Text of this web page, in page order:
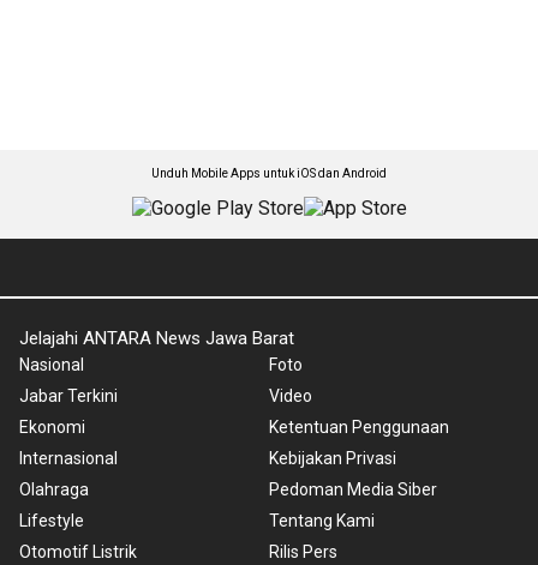
Unduh Mobile Apps untuk iOS dan Android
Jelajahi ANTARA News Jawa Barat
Nasional
Jabar Terkini
Ekonomi
Internasional
Olahraga
Lifestyle
Otomotif Listrik
Foto
Video
Ketentuan Penggunaan
Kebijakan Privasi
Pedoman Media Siber
Tentang Kami
Rilis Pers